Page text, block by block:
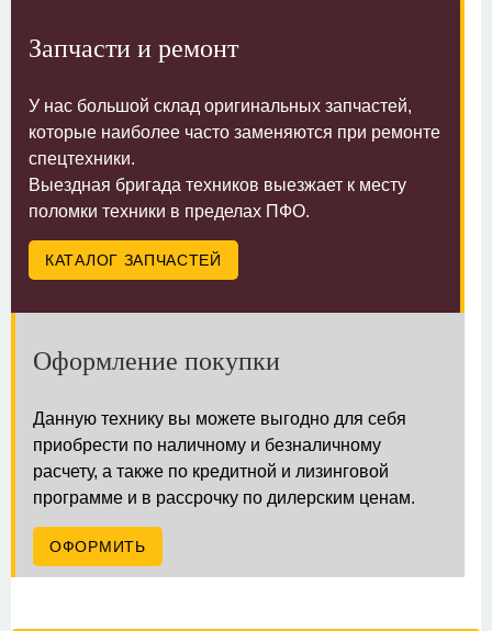
Запчасти и ремонт
У нас большой склад оригинальных запчастей,
которые наиболее часто заменяются при ремонте
спецтехники.
Выездная бригада техников выезжает к месту
поломки техники в пределах ПФО.
КАТАЛОГ ЗАПЧАСТЕЙ
Оформление покупки
Данную технику вы можете выгодно для себя
приобрести по наличному и безналичному
расчету, а также по кредитной и лизинговой
программе и в рассрочку по дилерским ценам.
ОФОРМИТЬ